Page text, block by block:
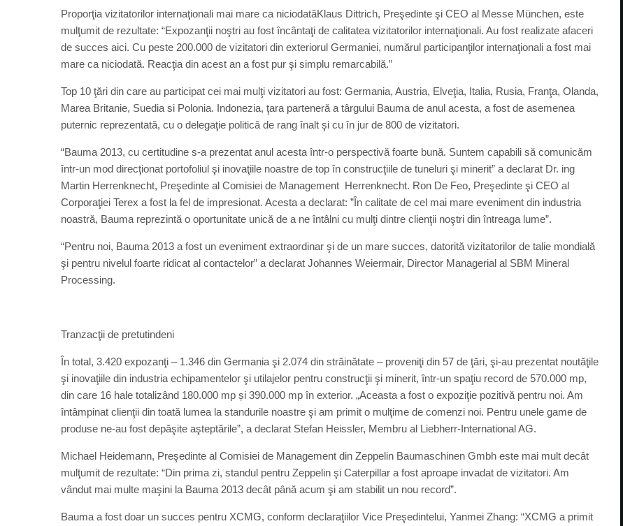
Proporţia vizitatorilor internaţionali mai mare ca niciodatăKlaus Dittrich, Preşedinte şi CEO al Messe München, este
mulţumit de rezultate: “Expozanţii noştri au fost încântaţi de calitatea vizitatorilor internaţionali. Au fost realizate afaceri
de succes aici. Cu peste 200.000 de vizitatori din exteriorul Germaniei, numărul participanţilor internaţionali a fost mai
mare ca niciodată. Reacţia din acest an a fost pur şi simplu remarcabilă.”
Top 10 ţări din care au participat cei mai mulţi vizitatori au fost: Germania, Austria, Elveţia, Italia, Rusia, Franţa, Olanda,
Marea Britanie, Suedia si Polonia. Indonezia, ţara parteneră a târgului Bauma de anul acesta, a fost de asemenea
puternic reprezentată, cu o delegaţie politică de rang înalt şi cu în jur de 800 de vizitatori.
“Bauma 2013, cu certitudine s-a prezentat anul acesta într-o perspectivă foarte bună. Suntem capabili să comunicăm
într-un mod direcţionat portofoliul şi inovaţiile noastre de top în construcţiile de tuneluri şi minerit” a declarat Dr. ing
Martin Herrenknecht, Preşedinte al Comisiei de Management Herrenknecht. Ron De Feo, Preşedinte şi CEO al
Corporaţiei Terex a fost la fel de impresionat. Acesta a declarat: ”În calitate de cel mai mare eveniment din industria
noastră, Bauma reprezintă o oportunitate unică de a ne întâlni cu mulţi dintre clienţii noştri din întreaga lume”.
“Pentru noi, Bauma 2013 a fost un eveniment extraordinar şi de un mare succes, datorită vizitatorilor de talie mondială
şi pentru nivelul foarte ridicat al contactelor” a declarat Johannes Weiermair, Director Managerial al SBM Mineral
Processing.
Tranzacţii de pretutindeni
În total, 3.420 expozanţi – 1.346 din Germania şi 2.074 din străinătate – proveniţi din 57 de ţări, şi-au prezentat noutăţile
şi inovaţiile din industria echipamentelor şi utilajelor pentru construcţii şi minerit, într-un spaţiu record de 570.000 mp,
din care 16 hale totalizând 180.000 mp și 390.000 mp în exterior. „Aceasta a fost o expoziţie pozitivă pentru noi. Am
întâmpinat clienţii din toată lumea la standurile noastre şi am primit o mulţime de comenzi noi. Pentru unele game de
produse ne-au fost depăşite aşteptările”, a declarat Stefan Heissler, Membru al Liebherr-International AG.
Michael Heidemann, Preşedinte al Comisiei de Management din Zeppelin Baumaschinen Gmbh este mai mult decât
mulţumit de rezultate: “Din prima zi, standul pentru Zeppelin şi Caterpillar a fost aproape invadat de vizitatori. Am
vândut mai multe maşini la Bauma 2013 decât până acum şi am stabilit un nou record”.
Bauma a fost doar un succes pentru XCMG, conform declaraţiilor Vice Preşedintelui, Yanmei Zhang: “XCMG a primit